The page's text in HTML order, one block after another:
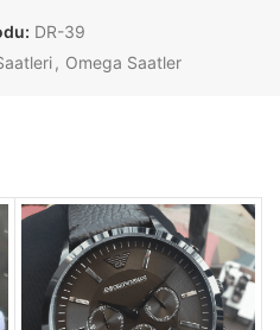
DR-39
, Omega Saatler